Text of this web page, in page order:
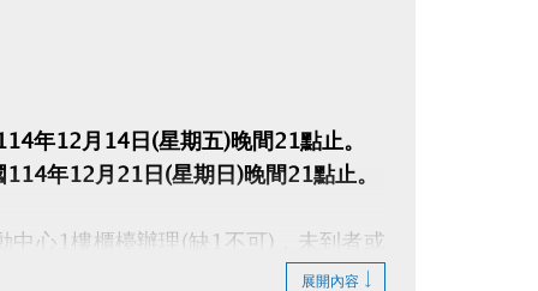
年12月14日(星期五)晚間21點止。
年12月21日(星期日)晚間21點止。
心1樓櫃檯辦理(缺1不可)，未到者或
展開內容